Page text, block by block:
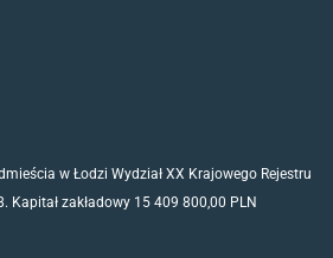
w Łodzi Wydział XX Krajowego Rejestru
Kapitał zakładowy 15 409 800,00 PLN